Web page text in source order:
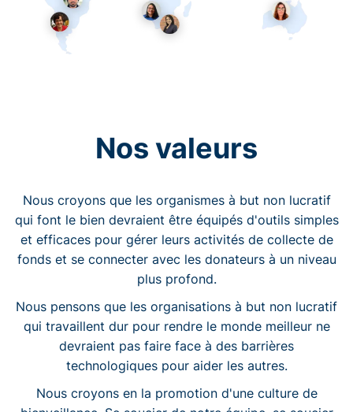
Nos valeurs
Nous croyons que les organismes à but non lucratif
qui font le bien devraient être équipés d'outils simples
et efficaces pour gérer leurs activités de collecte de
fonds et se connecter avec les donateurs à un niveau
plus profond.
Nous pensons que les organisations à but non lucratif
qui travaillent dur pour rendre le monde meilleur ne
devraient pas faire face à des barrières
technologiques pour aider les autres.
Nous croyons en la promotion d'une culture de